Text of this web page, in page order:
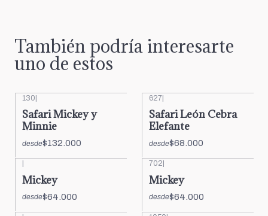
También podría interesarte
uno de estos
130
Safari Mickey y
Minnie
desde$132.000
627
Safari León Cebra
Elefante
desde$68.000
Mickey
desde$64.000
702
Mickey
desde$64.000